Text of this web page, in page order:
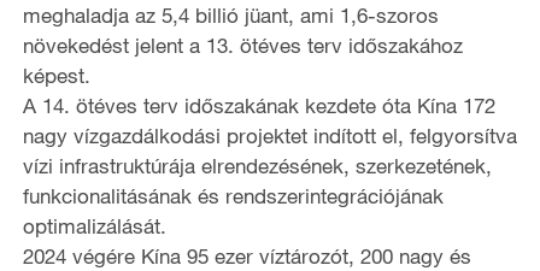
meghaladja az 5,4 billió jüant, ami 1,6-szoros
növekedést jelent a 13. ötéves terv időszakához
képest.
A 14. ötéves terv időszakának kezdete óta Kína 172
nagy vízgazdálkodási projektet indított el, felgyorsítva
vízi infrastruktúrája elrendezésének, szerkezetének,
funkcionalitásának és rendszerintegrációjának
optimalizálását.
2024 végére Kína 95 ezer víztározót, 200 nagy és